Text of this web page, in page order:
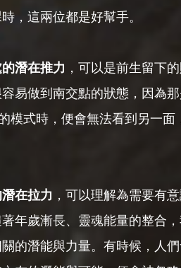
，這兩位都是好幫手。
潛在推力 ，可以是前生留下
易做到南交點的狀態，因為
模式時，便會無法看到另一面
在拉力 ，可以理解為需要有
年歲漸長、靈魂能量的整合
的潛能與力量。有時候，人